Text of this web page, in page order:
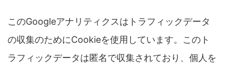
このGoogleアナリティクスはトラフィックデータ
の収集のためにCookieを使用しています。このト
ラフィックデータは匿名で収集されており、個人を